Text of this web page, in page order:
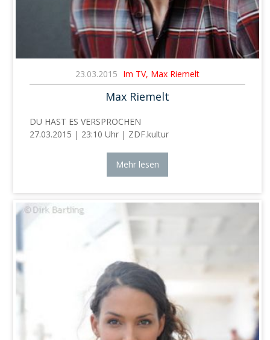
23.03.2015 Im TV, Max Riemelt
Max Riemelt
DU HAST ES VERSPROCHEN
27.03.2015 | 23:10 Uhr | ZDF.kultur
Mehr lesen